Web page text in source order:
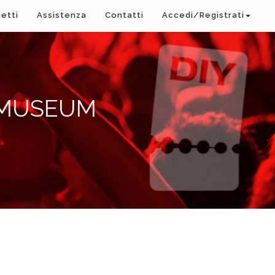
Assistenza Contatti Accedi/Registrati